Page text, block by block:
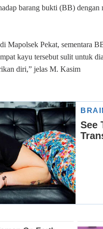
barang bukti (BB)
Mapolsek Pekat, sementara
kayu tersebut sulit untuk
diri,” jelas M. Kasim